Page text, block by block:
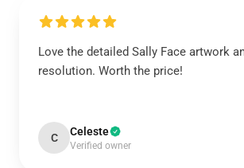
Love the detailed Sally Face artwork
resolution. Worth the price!
C Celeste
Verified owner